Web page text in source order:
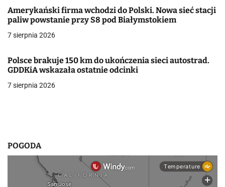
w
p
s
u
Amerykański firma wchodzi do Polski. Nowa sieć stacji
paliw powstanie przy S8 pod Białymstokiem
7 sierpnia 2026
Polsce brakuje 150 km do ukończenia sieci autostrad.
GDDKiA wskazała ostatnie odcinki
7 sierpnia 2026
POGODA